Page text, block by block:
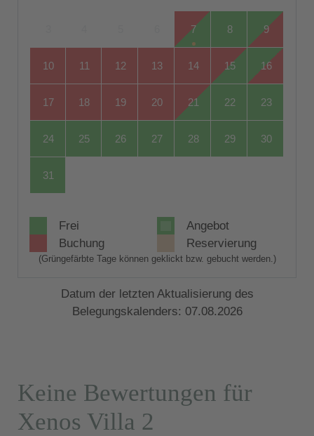
7 8 9
10 11 12 13 14 15 16
17 18 19 20 21 22 23
24 25 26 27 28 29 30
31
Frei
Angebot
Buchung
Reservierung
(Grüngefärbte Tage können geklickt bzw. gebucht werden.)
Datum der letzten Aktualisierung des
Belegungskalenders: 07.08.2026
Keine Bewertungen für
Xenos Villa 2